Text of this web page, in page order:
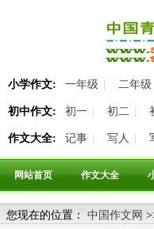
小学作文: 一年级 二年级
初中作文: 初一 初二
作文大全: 记事 写人
网站首页 作文大全
您现在的位置： 中国作文网